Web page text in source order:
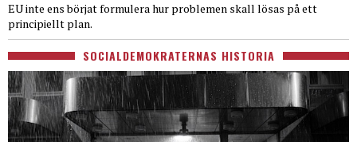
EU inte ens börjat formulera hur problemen skall lösas på ett
principiellt plan.
SOCIALDEMOKRATERNAS HISTORIA